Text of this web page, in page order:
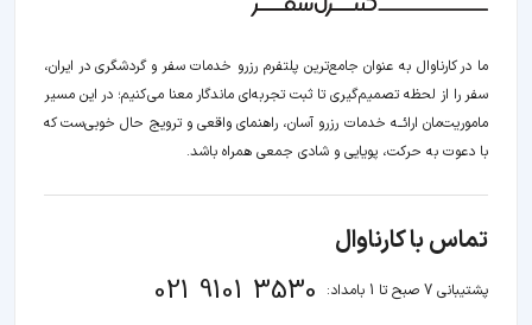
ما در کارناوال به عنوان جامع‌ترین پلتفرم رزرو خدمات سفر و گردشگری در ایران،
سفر را از لحظه‌ تصمیم‌گیری تا ثبت تجربه‌ای ماندگار معنا می‌کنیم؛ در این مسیر‍
ماموریت‌مان اراﺋــﻪ خدمات رزرو آسان، راهنمای واقعی و ترویج حال خوبی‌ست که
با دعوت به حرکت، پویایی و شادی جمعی همراه باشد.
تماس با کارناوال
پشتیبانی 7 صبح تا 1 بامداد: 021 9101 3530